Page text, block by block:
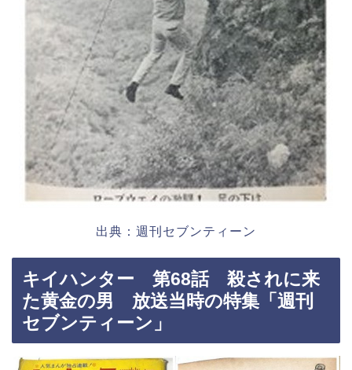
出典：週刊セブンティーン
キイハンター 第68話 殺されに来
た黄金の男 放送当時の特集「週刊
セブンティーン」